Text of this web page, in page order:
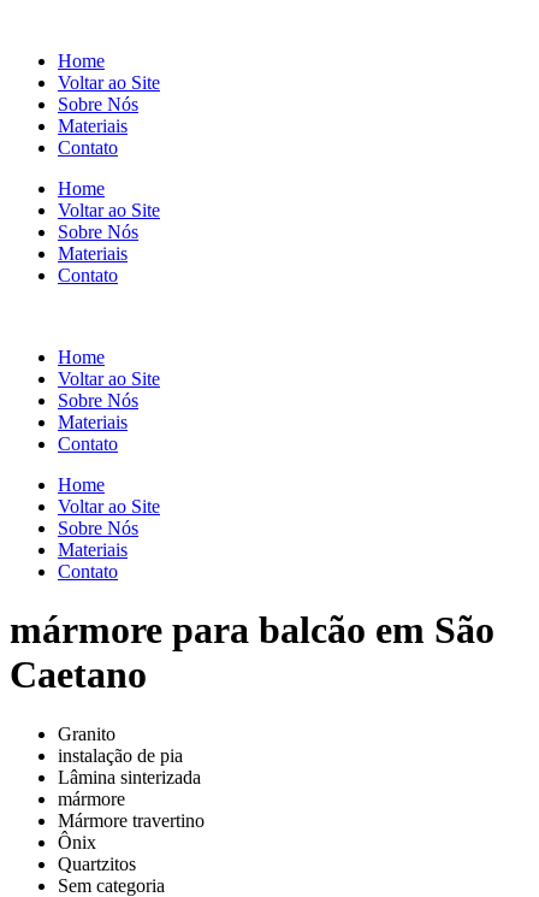
Home
Voltar ao Site
Sobre Nós
Materiais
Contato
Home
Voltar ao Site
Sobre Nós
Materiais
Contato
Home
Voltar ao Site
Sobre Nós
Materiais
Contato
Home
Voltar ao Site
Sobre Nós
Materiais
Contato
mármore para balcão em São
Caetano
Granito
instalação de pia
Lâmina sinterizada
mármore
Mármore travertino
Ônix
Quartzitos
Sem categoria